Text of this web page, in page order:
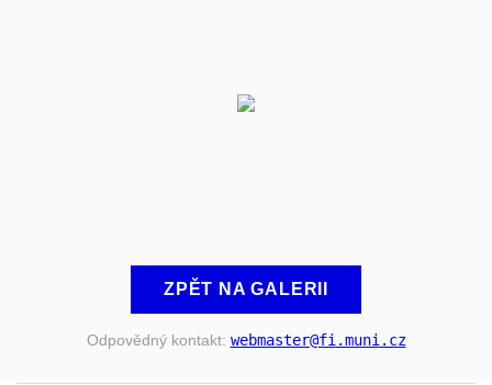
ZPĚT NA GALERII
Odpovědný kontakt: webmaster@fi .muni .cz